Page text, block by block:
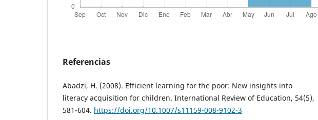
Referencias
Abadzi, H. (2008). Efficient learning for the poor: New insights into
literacy acquisition for children. International Review of Education, 54(5),
581-604. https://doi.org/10.1007/s11159-008-9102-3